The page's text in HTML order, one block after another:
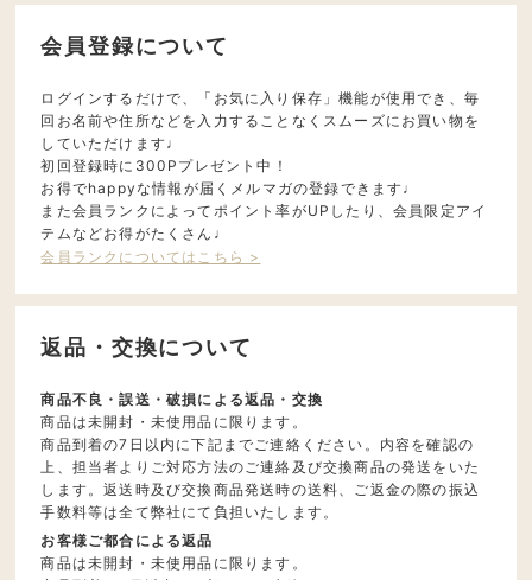
会員登録について
ログインするだけで、「お気に入り保存」機能が使用でき、毎
回お名前や住所などを入力することなくスムーズにお買い物を
していただけます♩
初回登録時に300Pプレゼント中！
お得でhappyな情報が届くメルマガの登録できます♩
また会員ランクによってポイント率がUPしたり、会員限定アイ
テムなどお得がたくさん♩
会員ランクについてはこちら >
返品・交換について
商品不良・誤送・破損による返品・交換
商品は未開封・未使用品に限ります。
商品到着の7日以内に下記までご連絡ください。内容を確認の
上、担当者よりご対応方法のご連絡及び交換商品の発送をいた
します。返送時及び交換商品発送時の送料、ご返金の際の振込
手数料等は全て弊社にて負担いたします。
お客様ご都合による返品
商品は未開封・未使用品に限ります。